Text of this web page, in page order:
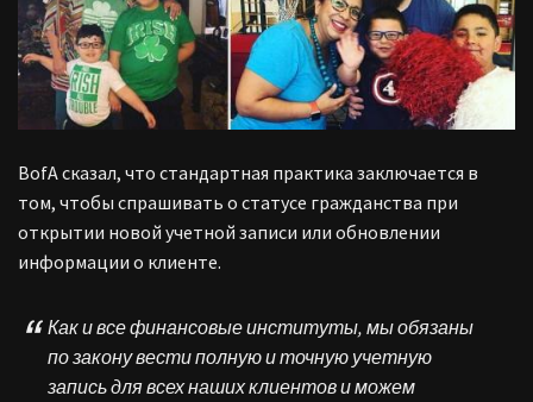
BofA сказал, что стандартная практика заключается в
том, чтобы спрашивать о статусе гражданства при
открытии новой учетной записи или обновлении
информации о клиенте.
Как и все финансовые институты, мы обязаны
по закону вести полную и точную учетную
запись для всех наших клиентов и можем